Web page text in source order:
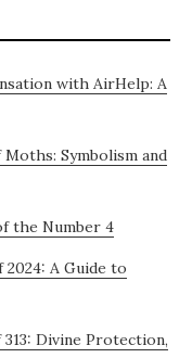
with AirHelp: A
Symbolism and
the Number 4
A Guide to
Divine Protection,